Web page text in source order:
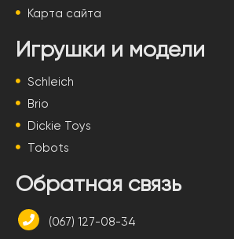
Карта сайта
Игрушки и модели
Schleich
Brio
Dickie Toys
Tobots
Обратная связь
(067) 127-08-34